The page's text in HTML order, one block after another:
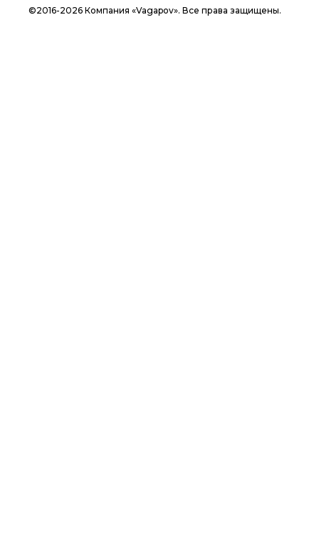
©2016-2026 Компания «Vagapov». Все права защищены.